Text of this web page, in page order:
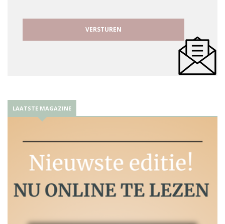
LAATSTE MAGAZINE